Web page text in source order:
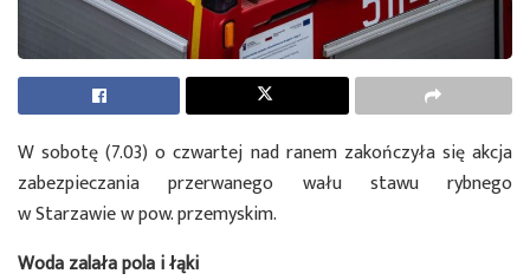
W sobotę (7.03) o czwartej nad ranem zakończyła się akcja
zabezpieczania przerwanego wału stawu rybnego
w Starzawie w pow. przemyskim.
Woda zalała pola i łąki